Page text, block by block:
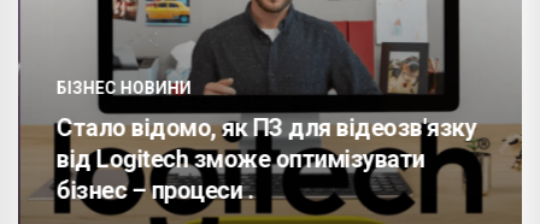
БІЗНЕС НОВИНИ
Стало відомо, як ПЗ для відеозв'язку
від Logitech зможе оптимізувати
бізнес – процеси .